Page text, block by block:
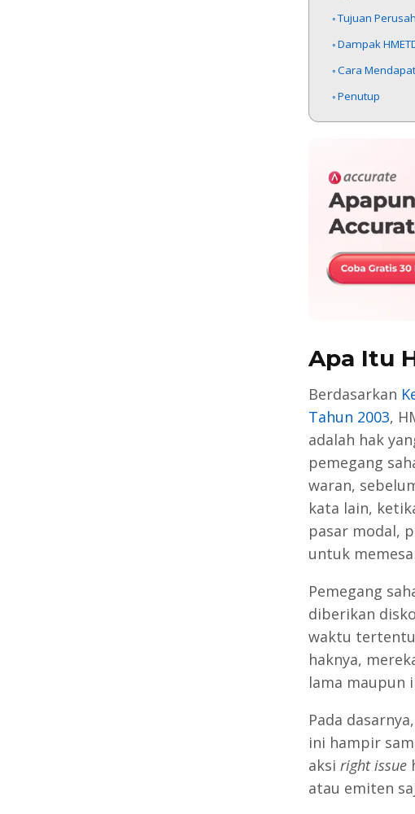
Tujuan
Dampak
Cara
Penutup
Apa Itu
Berdasarkan
Tahun 2003,
adalah hak
pemegang
waran,
kata lain,
pasar modal,
untuk
Pemegang
diberikan
waktu
haknya,
lama maupun
Pada
ini hampir
aksi right issue
atau emiten